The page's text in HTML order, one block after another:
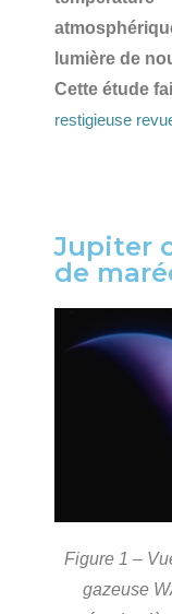
lumière de
Cette étude
restigieuse
Jupiter
de
Figure 1 –
gazeuse